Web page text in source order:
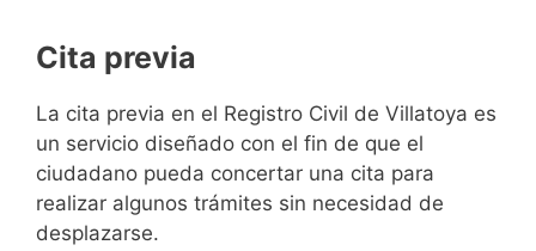
Cita previa
​​​​​​​​​​​​​​​​​​​​​​​​​​​​La cita previa en el Registro Civil de Villatoya es
un servicio diseñado con el fin de que el
ciudadano pueda concertar una cita para
realizar algunos trámites sin necesidad de
desplazarse.​